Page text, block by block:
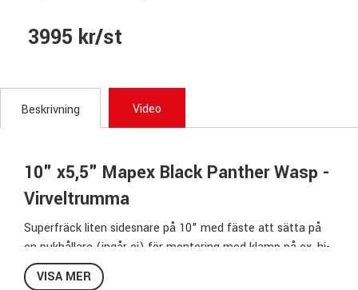
3995 kr/st
Beskrivning Video
10" x5,5" Mapex Black Panther Wasp -
Virveltrumma
Superfräck liten sidesnare på 10" med fäste att sätta på
en pukhållare (ingår ej) för montering med klamp på ex. hi-
hatstativet.
Robust konstruktion & toppkvalité!
VISA MER